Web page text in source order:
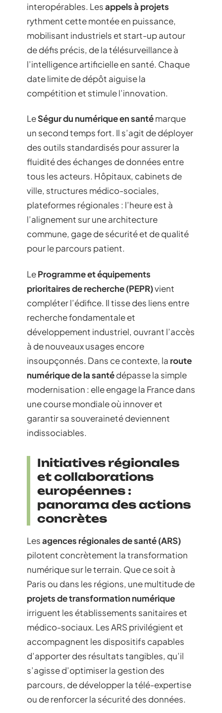
interopérables. Lesappels à projets
rythment cette montée en puissance,
mobilisant industriels et start-up autour
de défis précis, de la télésurveillance à
l’intelligence artificielle en santé. Chaque
date limite de dépôt aiguise la
compétition et stimule l’innovation.
LeSégur du numérique en santémarque
un second temps fort. Il s’agit de déployer
des outils standardisés pour assurer la
fluidité des échanges de données entre
tous les acteurs. Hôpitaux, cabinets de
ville, structures médico-sociales,
plateformes régionales : l’heure est à
l’alignement sur une architecture
commune, gage de sécurité et de qualité
pour le parcours patient.
LeProgramme et équipements
prioritaires de recherche (PEPR)vient
compléter l’édifice. Il tisse des liens entre
recherche fondamentale et
développement industriel, ouvrant l’accès
à de nouveaux usages encore
insoupçonnés. Dans ce contexte, la route
numérique de la santédépasse la simple
modernisation : elle engage la France dans
une course mondiale où innover et
garantir sa souveraineté deviennent
indissociables.
Initiatives régionales
et collaborations
européennes :
panorama des actions
concrètes
Lesagences régionales de santé (ARS)
pilotent concrètement la transformation
numérique sur le terrain. Que ce soit à
Paris ou dans les régions, une multitude de
projets de transformation numérique
irriguent les établissements sanitaires et
médico-sociaux. Les ARS privilégient et
accompagnent les dispositifs capables
d’apporter des résultats tangibles, qu’il
s’agisse d’optimiser la gestion des
parcours, de développer la télé-expertise
ou de renforcer la sécurité des données.